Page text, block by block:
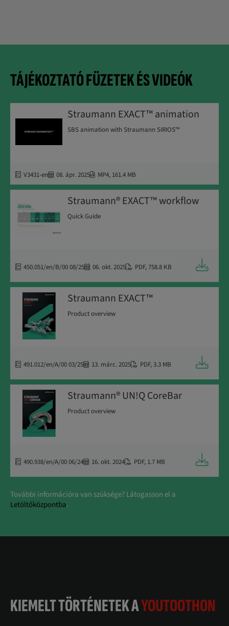
TÁJÉKOZTATÓ FÜZETEK ÉS VIDEÓK
Straumann EXACT™ animation
SBS animation with Straumann SIRIOS™
V3431-en 08. ápr. 2025 MP4, 161.4 MB
Straumann® EXACT™ workflow
Quick Guide
450.051/en/B/00 08/25 06. okt. 2025 PDF,758.8 KB Letöltés
Straumann EXACT™
Product overview
491.012/en/A/00 03/25 13. márc. 2025 PDF,3.3 MB Letöltés
Straumann® UN!Q CoreBar
Product overview
490.938/en/A/00 06/24 16. okt. 2024 PDF, 1.7 MB Letöltés
További információra van szüksége? Látogasson el a
Letöltőközpontba.
KIEMELT TÖRTÉNETEK AYOUTOOTHON